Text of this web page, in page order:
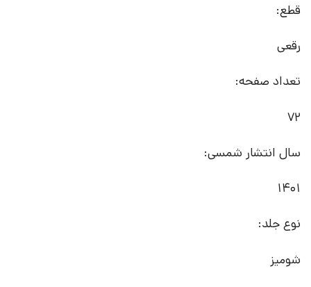
قطع:
رقعی
تعداد صفحه:
72
سال انتشار شمسی:
1401
نوع جلد:
شومیز